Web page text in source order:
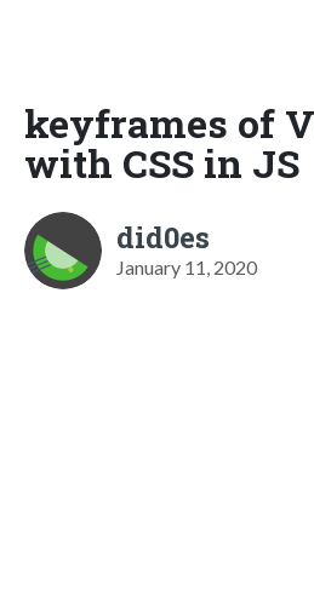
keyframes of
with CSS in JS
did0es
January 11, 2020